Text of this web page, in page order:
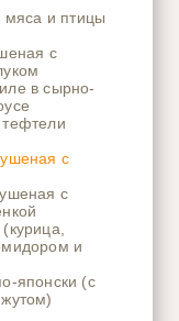
мяса и птицы
с
в сырно-
с
с
и
японски (с